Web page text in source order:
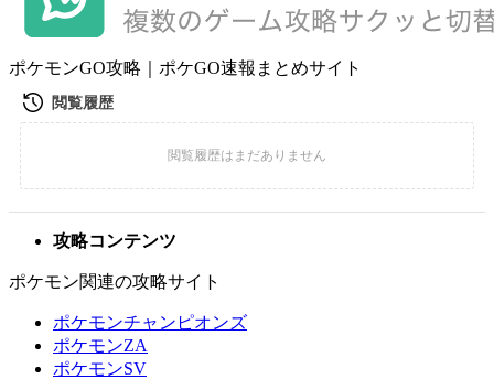
ポケモンGO攻略｜ポケGO速報まとめサイト
攻略コンテンツ
ポケモン関連の攻略サイト
ポケモンチャンピオンズ
ポケモンZA
ポケモンSV